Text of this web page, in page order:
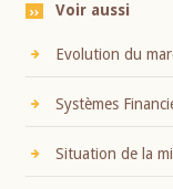
Voir aussi
Evolution du
Systèmes
Situation de la